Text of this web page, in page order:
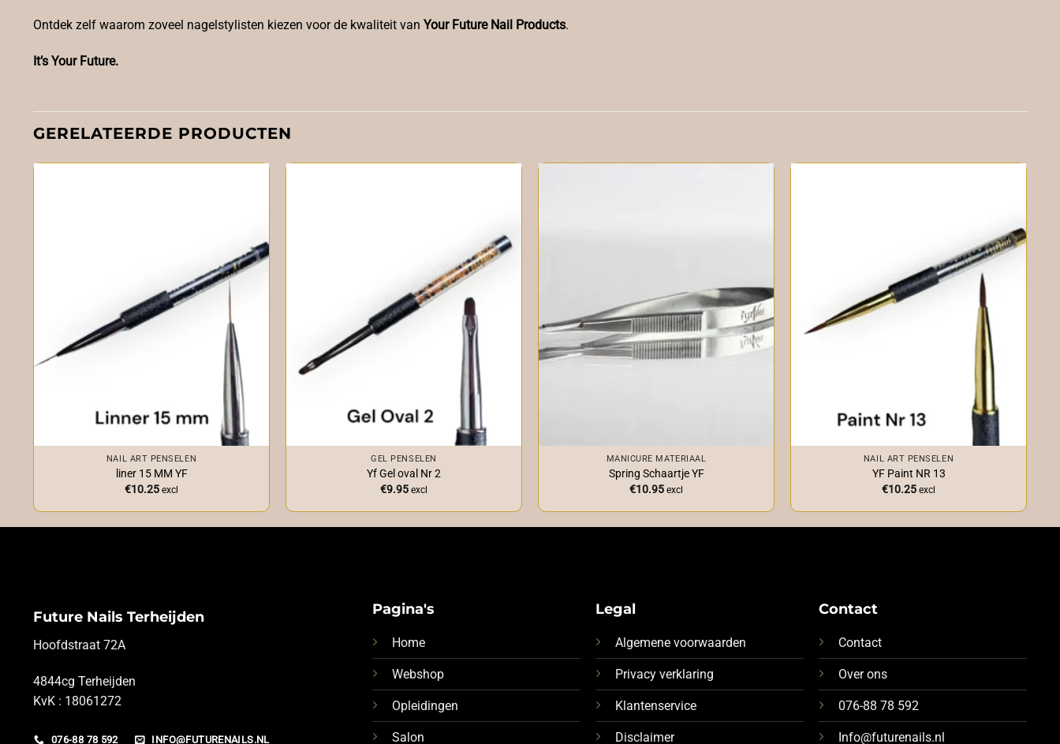
Ontdek zelf waarom zoveel nagelstylisten kiezen voor de kwaliteit van Your Future Nail Products.
It’s Your Future.
GERELATEERDE PRODUCTEN
NAIL ART PENSELEN
liner 15 MM YF
€10.25 excl
GEL PENSELEN
Yf Gel oval Nr 2
€9.95 excl
MANICURE MATERIAAL
Spring Schaartje YF
€10.95 excl
NAIL ART PENSELEN
YF Paint NR 13
€10.25 excl
Future Nails Terheijden
Hoofdstraat 72A
4844cg Terheijden
KvK : 18061272
076-88 78 592 INFO@FUTURENAILS.NL
Pagina's
Home
Webshop
Opleidingen
Salon
Legal
Algemene voorwaarden
Privacy verklaring
Klantenservice
Disclaimer
Contact
Contact
Over ons
076-88 78 592
Info@futurenails.nl